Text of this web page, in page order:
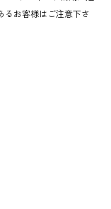
るお客様はご注意下さ